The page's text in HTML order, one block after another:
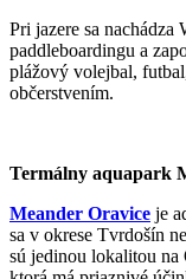
Pri jazere sa
paddleboardingu a
plážový volejbal,
občerstvením.
Termálny aquapark
Meander Oravice je
sa v okrese Tvrdošín
sú jedinou lokalitou na